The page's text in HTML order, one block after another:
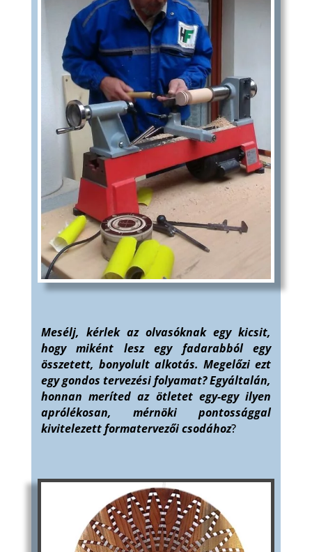
Mesélj, kérlek az olvasóknak egy kicsit,
hogy miként lesz egy fadarabból egy
összetett, bonyolult alkotás. Megelőzi ezt
egy gondos tervezési folyamat? Egyáltalán,
honnan meríted az ötletet egy-egy ilyen
aprólékosan, mérnöki pontossággal
kivitelezett formatervezői csodához?